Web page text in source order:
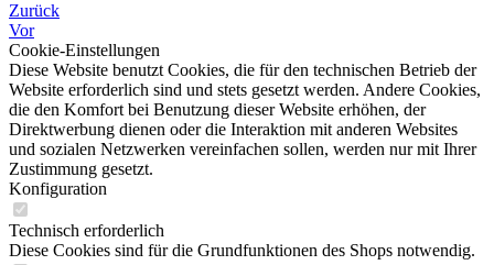
Zurück
Vor
Cookie-Einstellungen
Diese Website benutzt Cookies, die für den technischen Betrieb der
Website erforderlich sind und stets gesetzt werden. Andere Cookies,
die den Komfort bei Benutzung dieser Website erhöhen, der
Direktwerbung dienen oder die Interaktion mit anderen Websites
und sozialen Netzwerken vereinfachen sollen, werden nur mit Ihrer
Zustimmung gesetzt.
Konfiguration
Technisch erforderlich
Diese Cookies sind für die Grundfunktionen des Shops notwendig.